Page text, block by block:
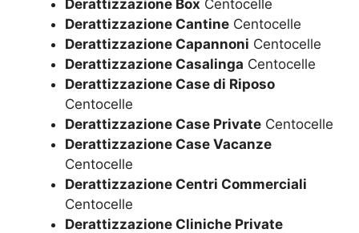
Derattizzazione Box Centocelle
Derattizzazione Cantine Centocelle
Derattizzazione Capannoni Centocelle
Derattizzazione Casalinga Centocelle
Derattizzazione Case di Riposo
Centocelle
Derattizzazione Case Private Centocelle
Derattizzazione Case Vacanze
Centocelle
Derattizzazione Centri Commerciali
Centocelle
Derattizzazione Cliniche Private